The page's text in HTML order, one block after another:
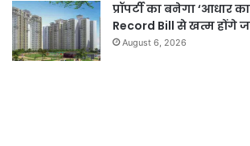
प्रॉपर्टी का बनेगा ‘आधार
Record Bill से खत्म होंगे
August 6, 2026